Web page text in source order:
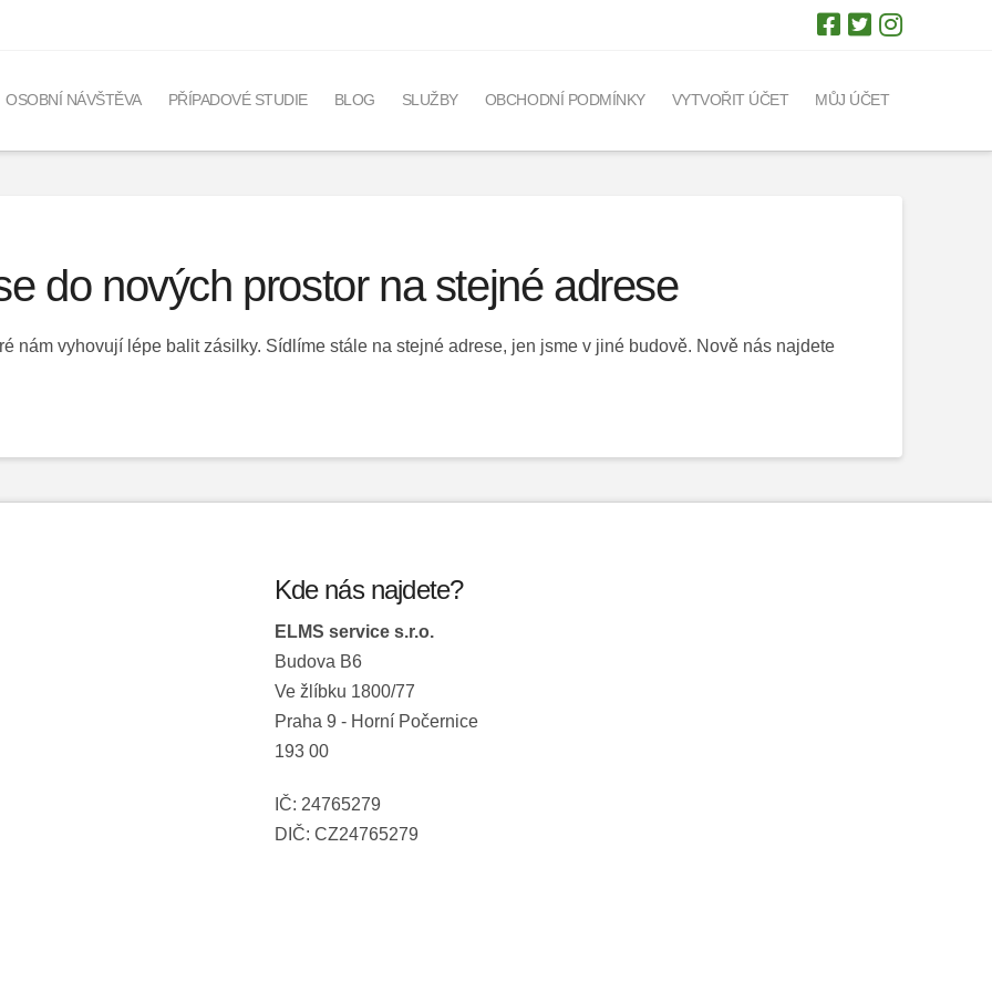
OSOBNÍ NÁVŠTĚVA PŘÍPADOVÉ STUDIE BLOG SLUŽBY OBCHODNÍ PODMÍNKY VYTVOŘIT ÚČET MŮJ ÚČET
do nových prostor na stejné adrese
nám vyhovují lépe balit zásilky. Sídlíme stále na stejné adrese, jen jsme v jiné budově. Nově nás najdete
Kde nás najdete?
ELMS service s.r.o.
Budova B6
Ve žlíbku 1800/77
Praha 9 - Horní Počernice
193 00
IČ: 24765279
DIČ: CZ24765279